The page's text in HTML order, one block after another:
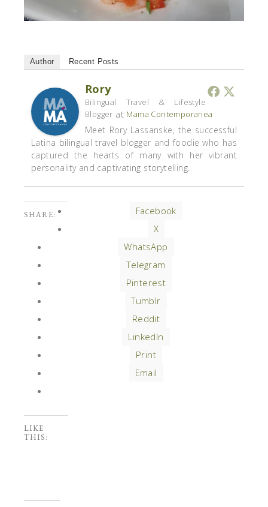
Author Recent Posts
Rory
Bilingual Travel & Lifestyle
Blogger at Mama Contemporanea
Meet Rory Lassanske, the successful
Latina bilingual travel blogger and foodie who has
captured the hearts of many with her vibrant
personality and captivating storytelling.
SHARE:
Facebook
X
WhatsApp
Telegram
Pinterest
Tumblr
Reddit
LinkedIn
Print
Email
LIKE
THIS: